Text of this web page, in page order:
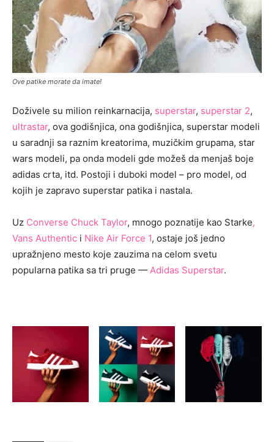
Ove patike morate da imate!
Doživele su milion reinkarnacija, superstar, superstar 2,
ultrastar, ova godišnjica, ona godišnjica, superstar modeli
u saradnji sa raznim kreatorima, muzičkim grupama, star
wars modeli, pa onda modeli gde možeš da menjaš boje
adidas crta, itd. Postoji i duboki model – pro model, od
kojih je zapravo superstar patika i nastala.
Uz Converse Chuck Taylor, mnogo poznatije kao Starke,
Vans Authentic i Nike Air Force 1, ostaje još jedno
upražnjeno mesto koje zauzima na celom svetu
popularna patika sa tri pruge — Adidas Superstar.